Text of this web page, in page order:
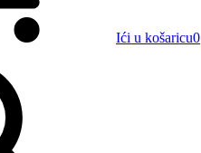
Ići u košaricu0